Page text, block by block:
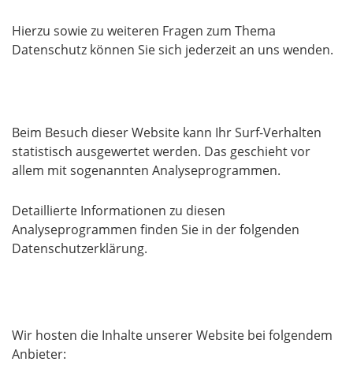
Hierzu sowie zu weiteren Fragen zum Thema
Datenschutz können Sie sich jederzeit an uns wenden.
Beim Besuch dieser Website kann Ihr Surf-Verhalten
statistisch ausgewertet werden. Das geschieht vor
allem mit sogenannten Analyseprogrammen.
Detaillierte Informationen zu diesen
Analyseprogrammen finden Sie in der folgenden
Datenschutzerklärung.
Wir hosten die Inhalte unserer Website bei folgendem
Anbieter: